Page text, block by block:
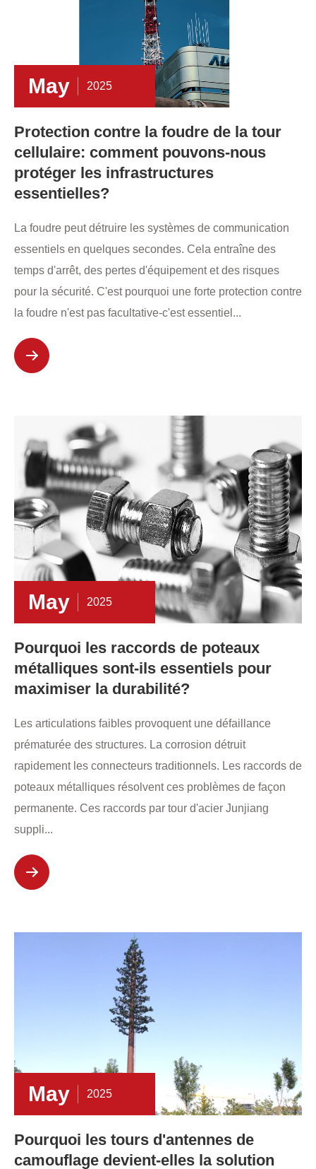
May 2025
Protection contre la foudre de la tour
cellulaire: comment pouvons-nous
protéger les infrastructures
essentielles?
La foudre peut détruire les systèmes de communication
essentiels en quelques secondes. Cela entraîne des
temps d'arrêt, des pertes d'équipement et des risques
pour la sécurité. C'est pourquoi une forte protection contre
la foudre n'est pas facultative-c'est essentiel...
May 2025
Pourquoi les raccords de poteaux
métalliques sont-ils essentiels pour
maximiser la durabilité?
Les articulations faibles provoquent une défaillance
prématurée des structures. La corrosion détruit
rapidement les connecteurs traditionnels. Les raccords de
poteaux métalliques résolvent ces problèmes de façon
permanente. Ces raccords par tour d'acier Junjiang
suppli...
May 2025
Pourquoi les tours d'antennes de
camouflage devient-elles la solution